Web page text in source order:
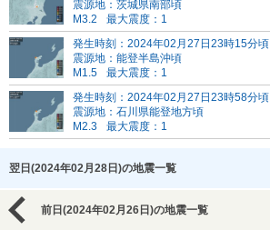
震源地：茨城県南部頃
M3.2
最大震度：1
発生時刻：2024年02月27日23時15分頃
震源地：能登半島沖頃
M1.5
最大震度：1
発生時刻：2024年02月27日23時58分頃
震源地：石川県能登地方頃
M2.3
最大震度：1
翌日(2024年02月28日)の地震一覧
前日(2024年02月26日)の地震一覧